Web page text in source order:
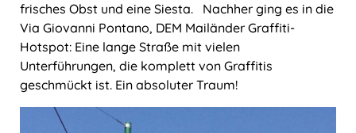
frisches Obst und eine Siesta. Nachher ging es in die
Via Giovanni Pontano, DEM Mailänder Graffiti-
Hotspot: Eine lange Straße mit vielen
Unterführungen, die komplett von Graffitis
geschmückt ist. Ein absoluter Traum!